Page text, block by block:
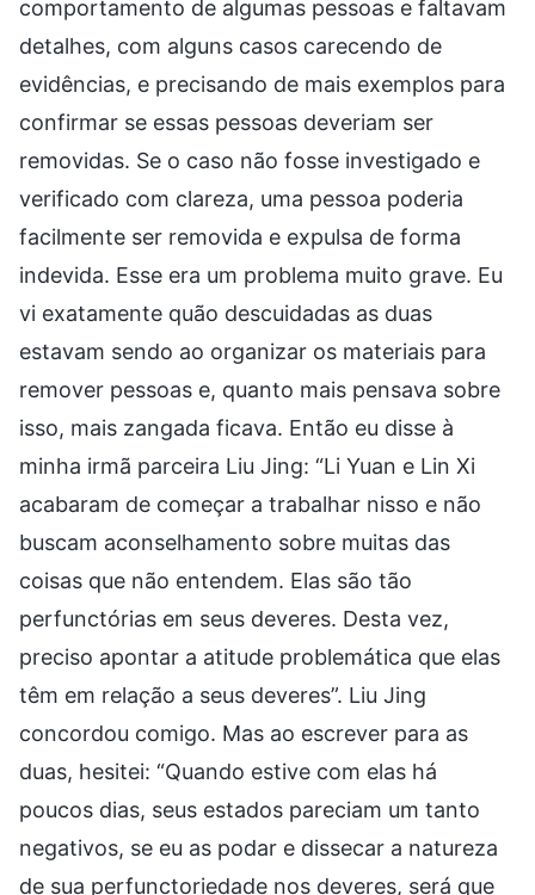
comportamento de algumas pessoas e faltavam
detalhes, com alguns casos carecendo de
evidências, e precisando de mais exemplos para
confirmar se essas pessoas deveriam ser
removidas. Se o caso não fosse investigado e
verificado com clareza, uma pessoa poderia
facilmente ser removida e expulsa de forma
indevida. Esse era um problema muito grave. Eu
vi exatamente quão descuidadas as duas
estavam sendo ao organizar os materiais para
remover pessoas e, quanto mais pensava sobre
isso, mais zangada ficava. Então eu disse à
minha irmã parceira Liu Jing: “Li Yuan e Lin Xi
acabaram de começar a trabalhar nisso e não
buscam aconselhamento sobre muitas das
coisas que não entendem. Elas são tão
perfunctórias em seus deveres. Desta vez,
preciso apontar a atitude problemática que elas
têm em relação a seus deveres”. Liu Jing
concordou comigo. Mas ao escrever para as
duas, hesitei: “Quando estive com elas há
poucos dias, seus estados pareciam um tanto
negativos, se eu as podar e dissecar a natureza
de sua perfunctoriedade nos deveres, será que